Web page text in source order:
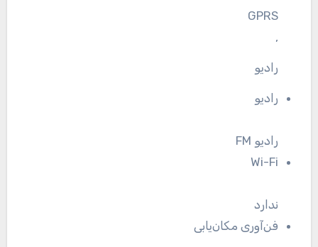
GPRS
,
رادیو
رادیو
رادیو FM
Wi-Fi
ندارد
فن‌آوری مکان‌یابی